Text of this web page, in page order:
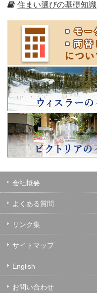
住まい選びの基礎知識
会社概要
よくある質問
リンク集
サイトマップ
English
お問い合わせ